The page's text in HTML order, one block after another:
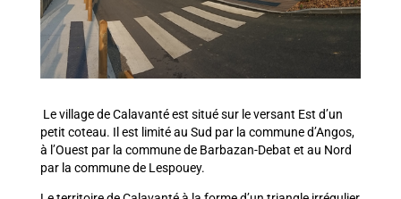
Le village de Calavanté est situé sur le versant Est d’un
petit coteau. Il est limité au Sud par la commune d’Angos,
à l’Ouest par la commune de Barbazan-Debat et au Nord
par la commune de Lespouey.